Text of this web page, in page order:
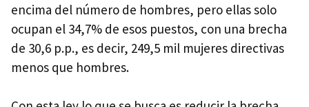
encima del número de hombres, pero ellas solo
ocupan el 34,7% de esos puestos, con una brecha
de 30,6 p.p., es decir, 249,5 mil mujeres directivas
menos que hombres.